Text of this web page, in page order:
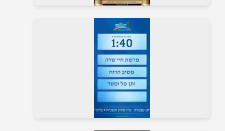
בית כנסת 27